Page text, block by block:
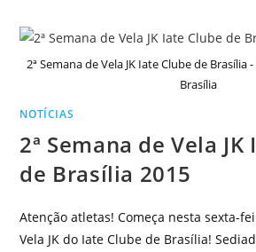
2ª Semana de Vela JK Iate Clube de Brasília
Brasília
NOTÍCIAS
2ª Semana de Vela JK
de Brasília 2015
Atenção atletas! Começa nesta sexta-
Vela JK do Iate Clube de Brasília!